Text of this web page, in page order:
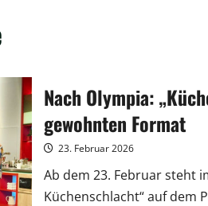
Nach Olympia:
gewohnten Format
23. Februar 2026
Ab dem 23. Februar steht
Küchenschlacht“ auf dem